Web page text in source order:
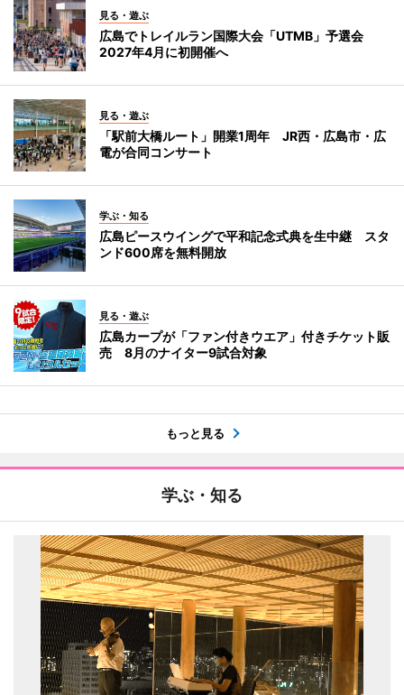
見る・遊ぶ
広島でトレイルラン国際大会「UTMB」予選会
2027年4月に初開催へ
見る・遊ぶ
「駅前大橋ルート」開業1周年 JR西・広島市・広
電が合同コンサート
学ぶ・知る
広島ピースウイングで平和記念式典を生中継 スタ
ンド600席を無料開放
見る・遊ぶ
広島カープが「ファン付きウエア」付きチケット販
売 8月のナイター9試合対象
もっと見る
学ぶ・知る